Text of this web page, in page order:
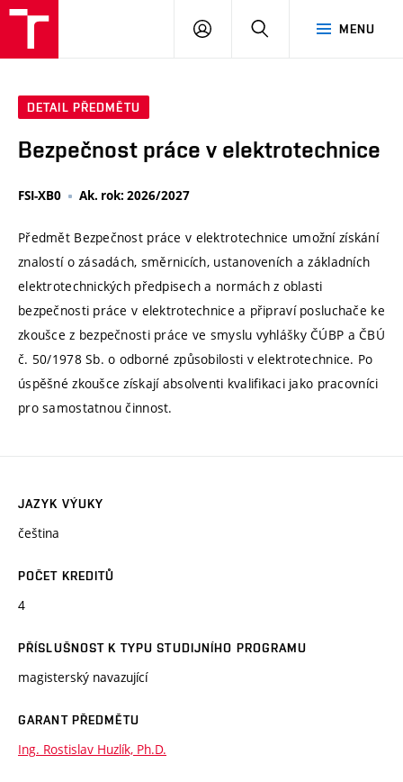
MENU
PŘIHLÁSIT
DETAIL PŘEDMĚTU
Bezpečnost práce v elektrotechnice
FSI-XB0 Ak. rok: 2026/2027
Předmět Bezpečnost práce v elektrotechnice umožní získání
znalostí o zásadách, směrnicích, ustanoveních a základních
elektrotechnických předpisech a normách z oblasti
bezpečnosti práce v elektrotechnice a připraví posluchače ke
zkoušce z bezpečnosti práce ve smyslu vyhlášky ČÚBP a ČBÚ
č. 50/1978 Sb. o odborné způsobilosti v elektrotechnice. Po
úspěšné zkoušce získají absolventi kvalifikaci jako pracovníci
pro samostatnou činnost.
JAZYK VÝUKY
čeština
POČET KREDITŮ
4
PŘÍSLUŠNOST K TYPU STUDIJNÍHO PROGRAMU
magisterský navazující
GARANT PŘEDMĚTU
Ing. Rostislav Huzlík, Ph.D.